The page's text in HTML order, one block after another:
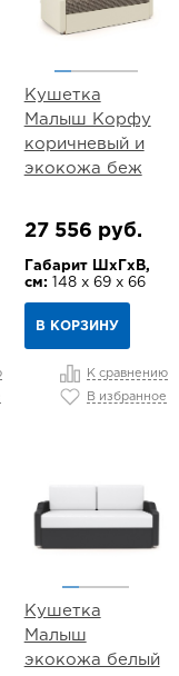
Кушетка
Малыш Корфу
коричневый и
экокожа беж
27 556 руб.
Габарит ШхГхВ,
см: 148 х 69 х 66
В КОРЗИНУ
К сравнению
В избранное
Кушетка
Малыш
экокожа белый